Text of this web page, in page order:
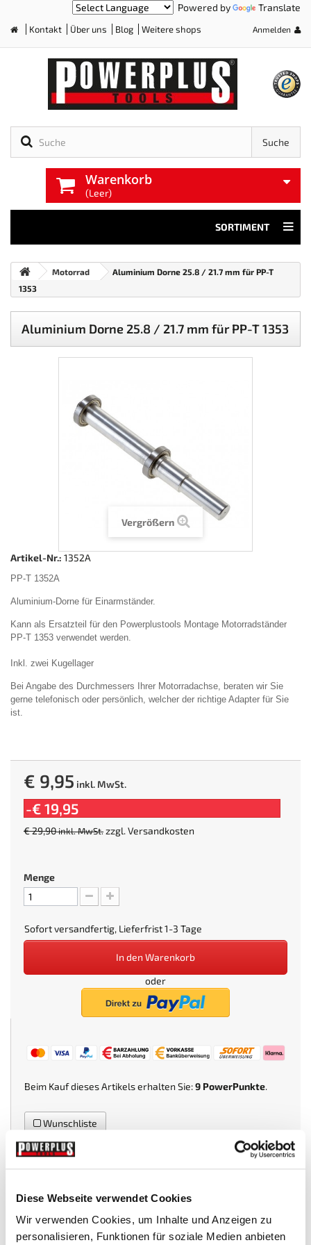
Diese Webseite verwendet Cookies
Wir verwenden Cookies, um Inhalte und Anzeigen zu
personalisieren, Funktionen für soziale Medien anbieten
Powered by Translate
Kontakt Über uns Blog Weitere shops Anmelden
Suche
Warenkorb
(Leer)
SORTIMENT
Motorrad
Aluminium Dorne 25.8 / 21.7 mm für PP-T
1353
Aluminium Dorne 25.8 / 21.7 mm für PP-T 1353
Vergrößern
Artikel-Nr.: 1352A
PP-T 1352A
Aluminium-Dorne für Einarmständer.
Kann als Ersatzteil für den Powerplustools Montage Motorradständer
PP-T 1353 verwendet werden.
Inkl. zwei Kugellager
Bei Angabe des Durchmessers Ihrer Motorradachse, beraten wir Sie
gerne telefonisch oder persönlich, welcher der richtige Adapter für Sie
ist.
€ 9,95 inkl. MwSt.
-€ 19,95
€ 29,90inkl. MwSt.zzgl.Versandkosten
Menge
Sofort versandfertig, Lieferfrist 1-3 Tage
In den Warenkorb
oder
Beim Kauf dieses Artikels erhalten Sie:9 PowerPunkte.
Wunschliste
MEHR INFOS